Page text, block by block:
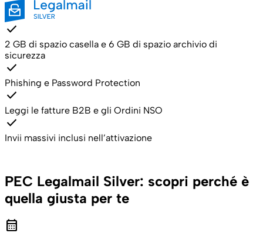
check
2 GB di spazio casella e 6 GB di spazio archivio di
sicurezza
check
Phishing e Password Protection
check
Leggi le fatture B2B e gli Ordini NSO
check
Invii massivi inclusi nell’attivazione
PEC Legalmail Silver: scopri perché è
quella giusta per te
calendar_month